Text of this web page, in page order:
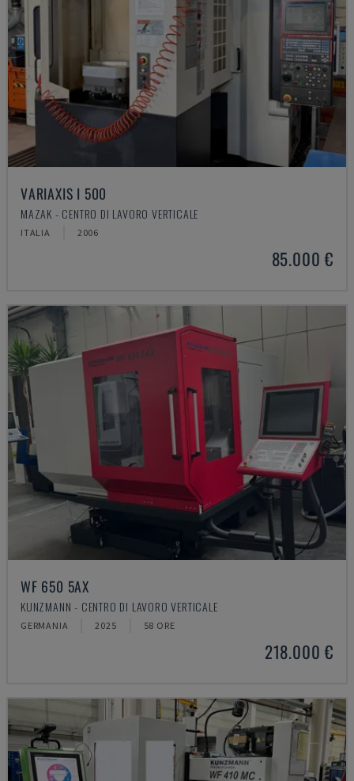
VARIAXIS I 500
MAZAK - CENTRO DI LAVORO VERTICALE
ITALIA 2006
85.000 €
WF 650 5AX
KUNZMANN - CENTRO DI LAVORO VERTICALE
GERMANIA 2025 58 ORE
218.000 €